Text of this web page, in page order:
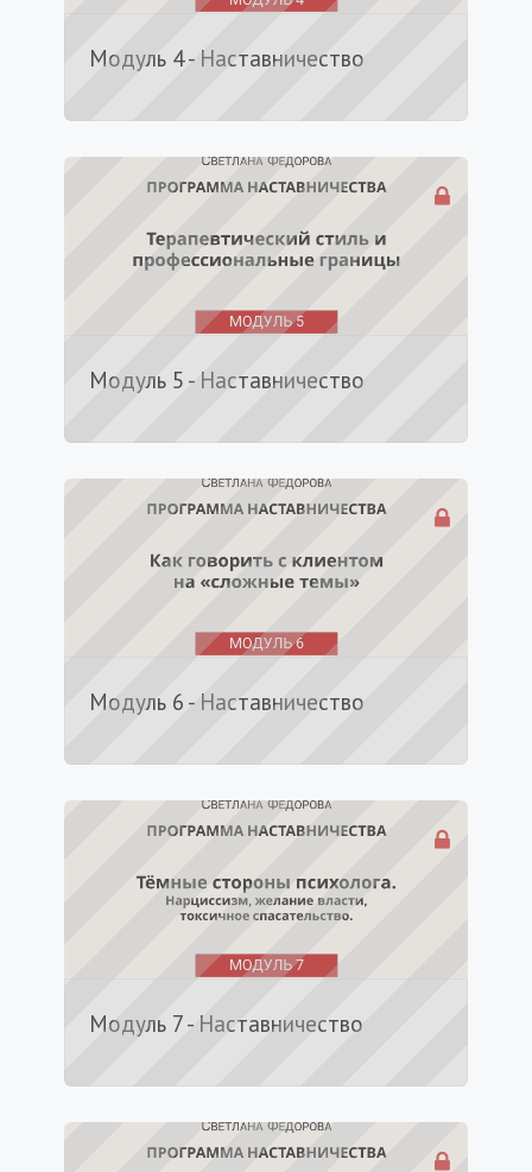
Модуль 4 - Наставничество
Модуль 5 - Наставничество
Модуль 6 - Наставничество
Модуль 7 - Наставничество